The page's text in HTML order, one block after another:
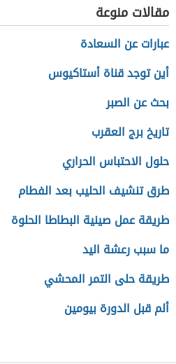
مقالات منوعة
عبارات عن السعادة
أين توجد قناة أستاكيوس
بحث عن الصبر
تاريخ برج العقرب
حلول الاحتباس الحراري
طرق تنشيف الحليب بعد الفطام
طريقة عمل صينية البطاطا الحلوة
ما سبب رعشة اليد
طريقة حلى التمر المحشي
ألم قبل الدورة بيومين